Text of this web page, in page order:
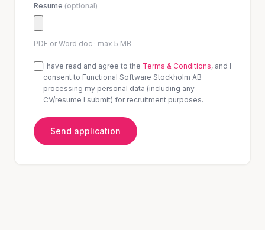
Resume (optional)
PDF or Word doc · max 5 MB
I have read and agree to the Terms & Conditions, and I
consent to Functional Software Stockholm AB
processing my personal data (including any
CV/resume I submit) for recruitment purposes.
Send application